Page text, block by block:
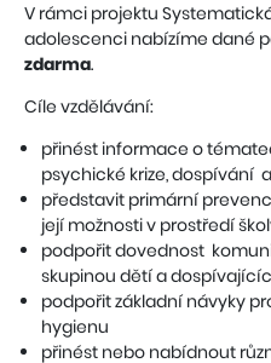
V rámci projektu
adolescenci nabízíme dané
zdarma.
Cíle vzdělávání:
přinést informace o
psychické krize, dospívání
představit primární
její možnosti v prostředí
podpořit dovednost
skupinou dětí a
podpořit základní návyky
hygienu
přinést nebo nabídnout